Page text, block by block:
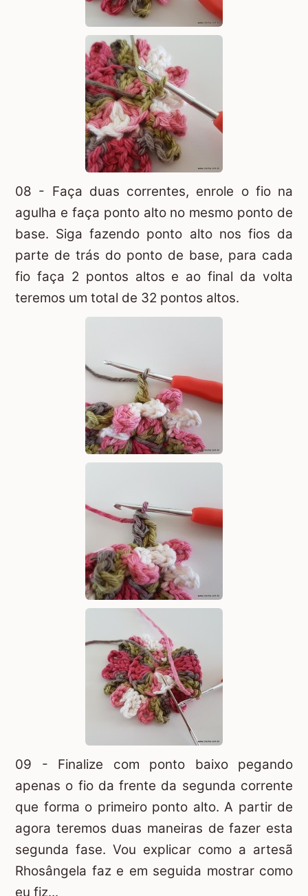
08 - Faça duas correntes, enrole o fio na
agulha e faça ponto alto no mesmo ponto de
base. Siga fazendo ponto alto nos fios da
parte de trás do ponto de base, para cada
fio faça 2 pontos altos e ao final da volta
teremos um total de 32 pontos altos.
09 - Finalize com ponto baixo pegando
apenas o fio da frente da segunda corrente
que forma o primeiro ponto alto. A partir de
agora teremos duas maneiras de fazer esta
segunda fase. Vou explicar como a artesã
Rhosângela faz e em seguida mostrar como
eu fiz...